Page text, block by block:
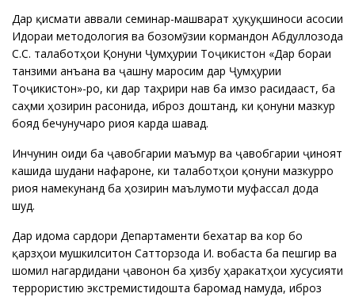
Дар қисмати аввали семинар-машварат ҳуқуқшиноси асосии
Идораи методология ва бозомӯзии кормандон Абдуллозода
С.С. талаботҳои Қонуни Ҷумҳурии Тоҷикистон «Дар бораи
танзими анъана ва ҷашну маросим дар Ҷумҳурии
Тоҷикистон»-ро, ки дар таҳрири нав ба имзо расидааст, ба
саҳми ҳозирин расонида, иброз доштанд, ки қонуни мазкур
бояд бечунучаро риоя карда шавад.
Инчунин оиди ба ҷавобгарии маъмурӣ ва ҷавобгарии ҷиноятӣ
кашида шудани нафароне, ки талаботҳои қонуни мазкурро
риоя намекунанд ба ҳозирин маълумоти муфассал дода
шуд.
Дар идома сардори Департаменти бехатарӣ ва кор бо
қарзҳои мушкилситон Сатторзода И. вобаста ба пешгирӣ ва
шомил нагардидани ҷавонон ба ҳизбу ҳаракатҳои хусусияти
террористию экстремистидошта баромад намуда, иброз